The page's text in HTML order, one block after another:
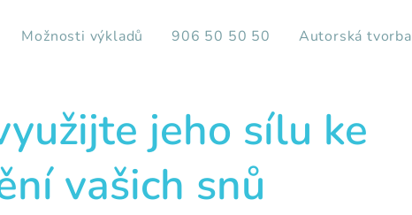
Možnosti výkladů 906 50 50 50 Autorská tvorba
jeho sílu ke
vašich snů